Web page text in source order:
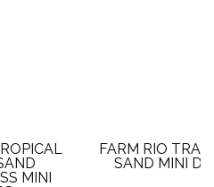
FARM RIO TRANCOSO
SAND MINI DRESS